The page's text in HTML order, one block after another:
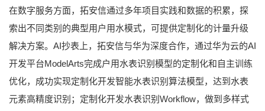
在数字服务方面，拓安信通过多年项目实践和数据的积累，探
索出不同类别的典型用户用水模式，可提供定制化的计量升级
解决方案。AI抄表上，拓安信与华为深度合作，通过华为云的AI
开发平台ModelArts完成户用水表识别模型的定制化和自主训练
优化，成功实现定制化开发智能水表识别算法模型，达到水表
元素高精度识别；定制化开发水表识别Workflow，做到多样式